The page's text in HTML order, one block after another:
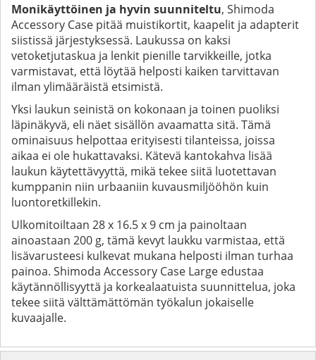
Monikäyttöinen ja hyvin suunniteltu, Shimoda
Accessory Case pitää muistikortit, kaapelit ja adapterit
siistissä järjestyksessä. Laukussa on kaksi
vetoketjutaskua ja lenkit pienille tarvikkeille, jotka
varmistavat, että löytää helposti kaiken tarvittavan
ilman ylimääräistä etsimistä.
Yksi laukun seinistä on kokonaan ja toinen puoliksi
läpinäkyvä, eli näet sisällön avaamatta sitä. Tämä
ominaisuus helpottaa erityisesti tilanteissa, joissa
aikaa ei ole hukattavaksi. Kätevä kantokahva lisää
laukun käytettävyyttä, mikä tekee siitä luotettavan
kumppanin niin urbaaniin kuvausmiljööhön kuin
luontoretkillekin.
Ulkomitoiltaan 28 x 16.5 x 9 cm ja painoltaan
ainoastaan 200 g, tämä kevyt laukku varmistaa, että
lisävarusteesi kulkevat mukana helposti ilman turhaa
painoa. Shimoda Accessory Case Large edustaa
käytännöllisyyttä ja korkealaatuista suunnittelua, joka
tekee siitä välttämättömän työkalun jokaiselle
kuvaajalle.